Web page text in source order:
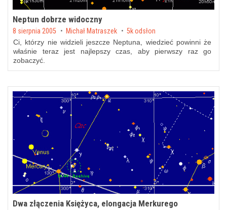
Neptun dobrze widoczny
Posted on
8 sierpnia 2005 by Michał Matraszek 5k odsłon
Ci, którzy nie widzieli jeszcze Neptuna, wiedzieć powinni że
właśnie teraz jest najlepszy czas, aby pierwszy raz go
zobaczyć.
Dwa złączenia Księżyca, elongacja Merkurego